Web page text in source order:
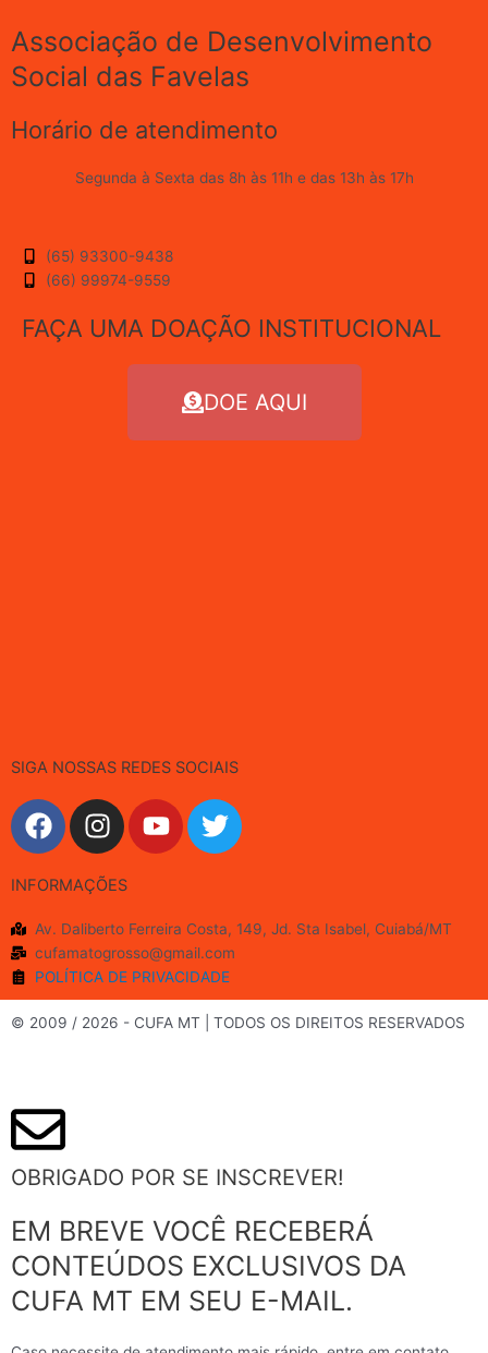
Associação de Desenvolvimento
Social das Favelas
Horário de atendimento
Segunda à Sexta das 8h às 11h e das 13h às 17h
(65) 93300-9438
(66) 99974-9559
FAÇA UMA DOAÇÃO INSTITUCIONAL
DOE AQUI
SIGA NOSSAS REDES SOCIAIS
F
a
e
b
o
o
k
I
n
t
a
g
r
a
m
Y
o
u
b
e
T
w
t
e
r
INFORMAÇÕES
Av. Daliberto Ferreira Costa, 149, Jd. Sta Isabel, Cuiabá/MT
cufamatogrosso@gmail.com
POLÍTICA DE PRIVACIDADE
© 2009 / 2026 - CUFA MT | TODOS OS DIREITOS RESERVADOS
OBRIGADO POR SE INSCREVER!
EM BREVE VOCÊ RECEBERÁ
CONTEÚDOS EXCLUSIVOS DA
CUFA MT EM SEU E-MAIL.